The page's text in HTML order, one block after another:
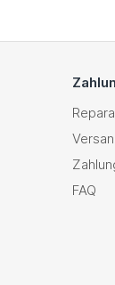
FAQ